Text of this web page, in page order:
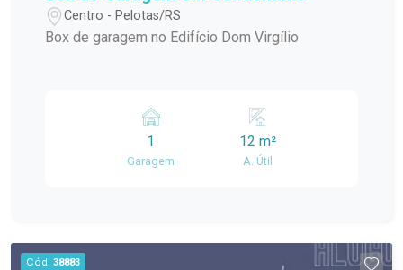
Centro - Pelotas/RS
Box de garagem no Edifício Dom Virgílio
1
Garagem
12 m²
A. Útil
Cód. 38883